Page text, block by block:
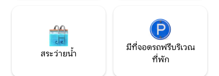
สระว่ายน้ำ
มีที่จอดรถฟรีบริเวณ
ที่พัก